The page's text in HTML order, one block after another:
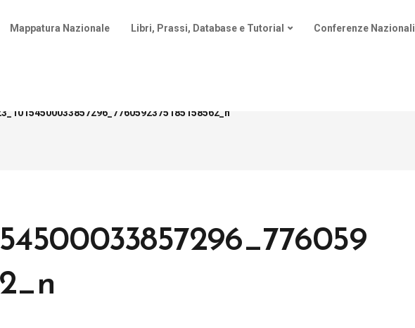
Mappatura Nazionale Libri, Prassi, Database e Tutorial Conferenze Nazionali